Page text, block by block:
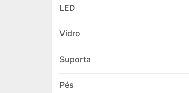
LED
Vidro
Suporta
Pés